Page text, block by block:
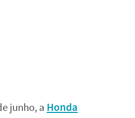
junho, a Honda